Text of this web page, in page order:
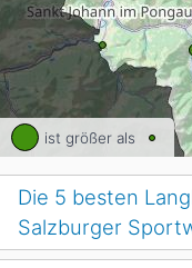
ist größer als
Die 5 besten
Salzburger